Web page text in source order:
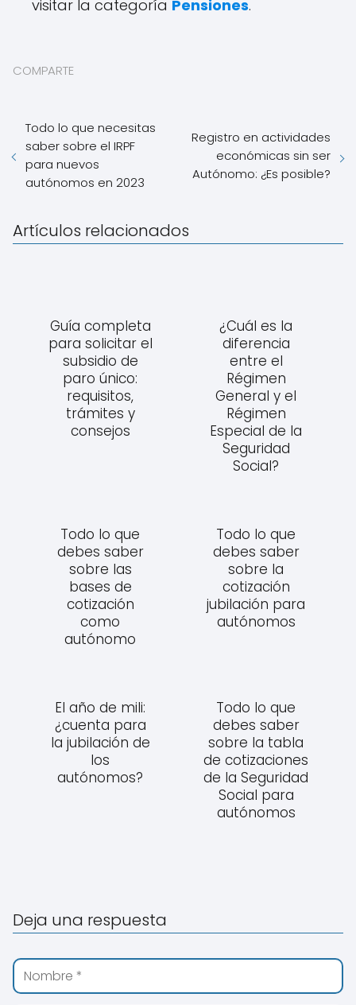
visitar la categoría Pensiones.
COMPARTE
Todo lo que necesitas
saber sobre el IRPF
para nuevos
autónomos en 2023
Registro en actividades
económicas sin ser
Autónomo: ¿Es posible?
Artículos relacionados
Guía completa
para solicitar el
subsidio de
paro único:
requisitos,
trámites y
consejos
¿Cuál es la
diferencia
entre el
Régimen
General y el
Régimen
Especial de la
Seguridad
Social?
Todo lo que
debes saber
sobre las
bases de
cotización
como
autónomo
Todo lo que
debes saber
sobre la
cotización
jubilación para
autónomos
El año de mili:
¿cuenta para
la jubilación de
los
autónomos?
Todo lo que
debes saber
sobre la tabla
de cotizaciones
de la Seguridad
Social para
autónomos
Deja una respuesta